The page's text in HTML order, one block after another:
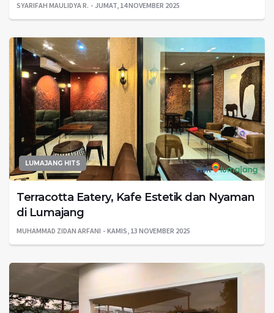
SYARIFAH MAULIDYA R. JUMAT, 14 NOVEMBER 2025
LUMAJANG HITS
Terracotta Eatery, Kafe Estetik dan Nyaman
di Lumajang
MUHAMMAD ZIDAN ARFANI KAMIS, 13 NOVEMBER 2025